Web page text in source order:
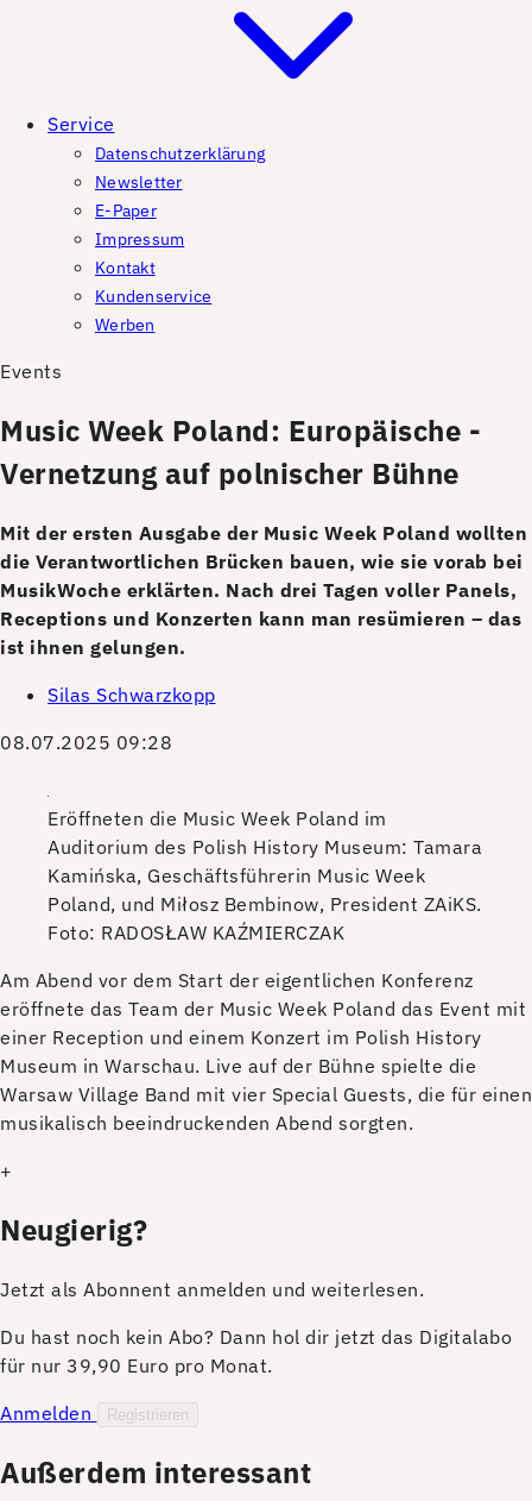
Service
Datenschutzerklärung
Newsletter
E-Paper
Impressum
Kontakt
Kundenservice
Werben
Events
Music Week Poland: Europäische ­
Vernetzung auf polnischer Bühne
Mit der ersten Ausgabe der Music Week Poland wollten
die Verantwortlichen ­Brücken bauen, wie sie vorab bei
MusikWoche erklärten. Nach drei Tagen voller ­Panels,
Receptions und Konzerten kann man resümieren – das
ist ihnen gelungen.
Silas Schwarzkopp
08.07.2025 09:28
Eröffneten die Music Week Poland im
Auditorium des Polish History Museum: Tamara
­Kamińska, Geschäftsführerin Music Week
Poland, und Miłosz Bembinow, President ZAiKS.
Foto: RADOSŁAW KAŹMIERCZAK
Am Abend vor dem Start der eigentlichen Konferenz
eröffnete das Team der Music Week Poland das Event mit
einer Reception und einem Konzert im Polish History
Museum in Warschau. Live auf der Bühne spielte die
Warsaw Village Band mit vier Special Guests, die für einen
musikalisch ­beeindruckenden Abend sorgten.
+
Neugierig?
Jetzt als Abonnent anmelden und weiterlesen.
Du hast noch kein Abo? Dann hol dir jetzt das Digitalabo
für nur 39,90 Euro pro Monat.
Anmelden
Registrieren
Außerdem interessant